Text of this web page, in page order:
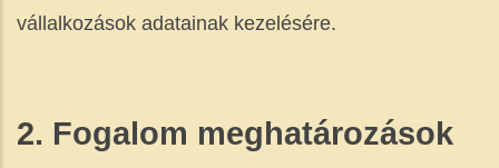
vállalkozások adatainak kezelésére.
2. Fogalom meghatározások